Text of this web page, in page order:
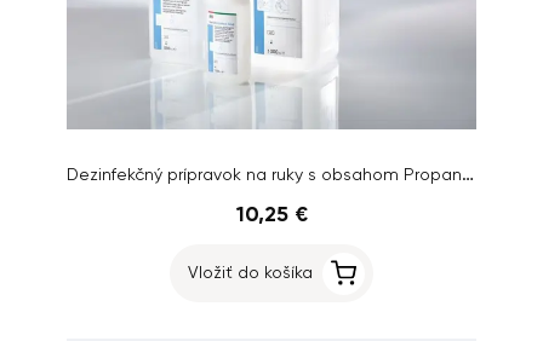
Dezinfekčný prípravok na ruky s obsahom Propanolu 500ml
10,25 €
Vložiť do košíka